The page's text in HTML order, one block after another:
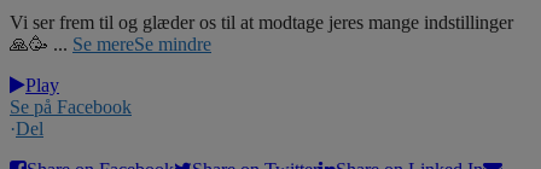
Vi ser frem til og glæder os til at modtage jeres mange indstillinger
🙏🥳 ... Se mereSe mindre
Play
Se på Facebook
·Del